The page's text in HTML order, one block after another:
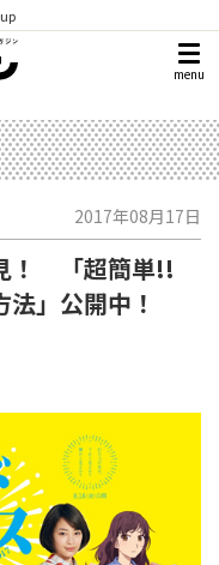
menu
2017年08月17日
！ 「超簡単!!
」公開中！